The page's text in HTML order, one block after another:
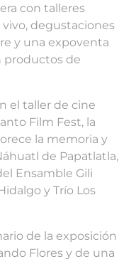
con talleres
degustaciones
y una expoventa
productos de
el taller de cine
Film Fest, la
la memoria y
de Papatlatla,
Ensamble Gili
y Trío Los
de la exposición
Flores y de una